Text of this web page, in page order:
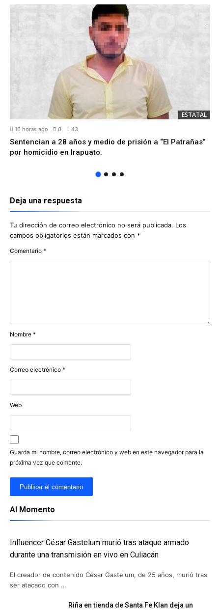
ESTATAL
16 horas ago 0 43
Sentencian a 28 años y medio de prisión a “El Patrañas”
por homicidio en Irapuato.
Deja una respuesta
Tu dirección de correo electrónico no será publicada. Los
campos obligatorios están marcados con *
Comentario *
Nombre *
Correo electrónico *
Web
Guarda mi nombre, correo electrónico y web en este navegador para la
próxima vez que comente.
Al Momento
Influencer César Gastelum murió tras ataque armado
durante una transmisión en vivo en Culiacán
El creador de contenido César Gastelum, de 25 años, murió tras
ser atacado con …
Riña en tienda de Santa Fe Klan deja un